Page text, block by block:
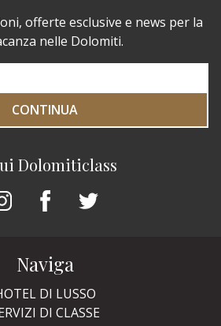
Dolomiticlass
offerte esclusive e news per la
nelle Dolomiti.
CONTINUA
Naviga
DI LUSSO
DI CLASSE